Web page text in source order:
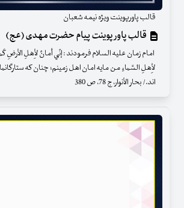
قالب پاورپوینت ویژه نیمه شعبان
قالب پاور پوینت پیام حضرت مهدی (عج)
امام زمان علیه السلام فرمودند : إنّي أمانٌ لأِهلِ الأرضِ
لأِهلِ السَّماءِ من مايه امان اهل زمينم؛ چنان كه
اند./ بحار الأنوار، ج 78، ص 380